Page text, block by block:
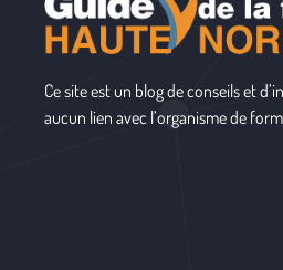
Ce site est un blog de conseils et
aucun lien avec l’organisme de